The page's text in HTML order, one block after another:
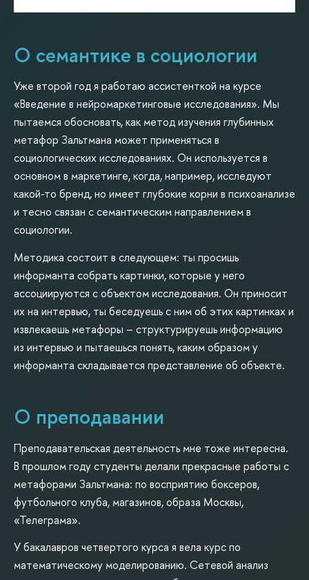
О семантике в социологии
Уже второй год я работаю ассистенткой на курсе
«Введение в нейромаркетинговые исследования». Мы
пытаемся обосновать, как метод изучения глубинных
метафор Зальтмана может применяться в
социологических исследованиях. Он используется в
основном в маркетинге, когда, например, исследуют
какой-то бренд, но имеет глубокие корни в психоанализе
и тесно связан с семантическим направлением в
социологии.
Методика состоит в следующем: ты просишь
информанта собрать картинки, которые у него
ассоциируются с объектом исследования. Он приносит
их на интервью, ты беседуешь с ним об этих картинках и
извлекаешь метафоры – структурируешь информацию
из интервью и пытаешься понять, каким образом у
информанта складывается представление об объекте.
О преподавании
Преподавательская деятельность мне тоже интересна.
В прошлом году студенты делали прекрасные работы с
метафорами Зальтмана: по восприятию боксеров,
футбольного клуба, магазинов, образа Москвы,
«Телеграма».
У бакалавров четвертого курса я вела курс по
математическому моделированию. Сетевой анализ